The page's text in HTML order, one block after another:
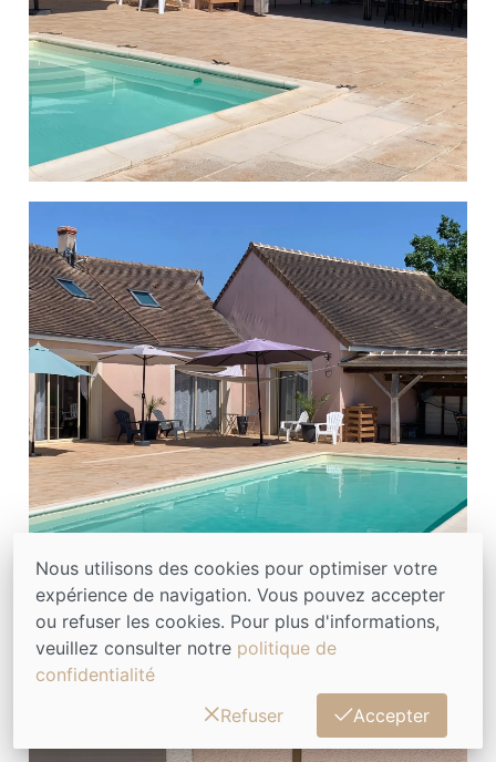
Nous utilisons des cookies pour optimiser votre
expérience de navigation. Vous pouvez accepter
ou refuser les cookies. Pour plus d'informations,
veuillez consulter notre politique de
confidentialité
Refuser
Accepter